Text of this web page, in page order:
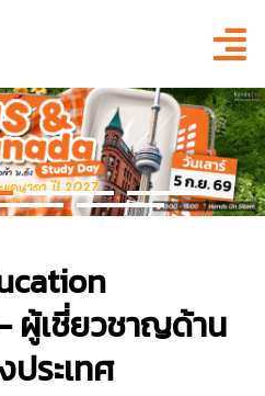
ผู้เชี่ยวชาญด้าน
ประเทศ